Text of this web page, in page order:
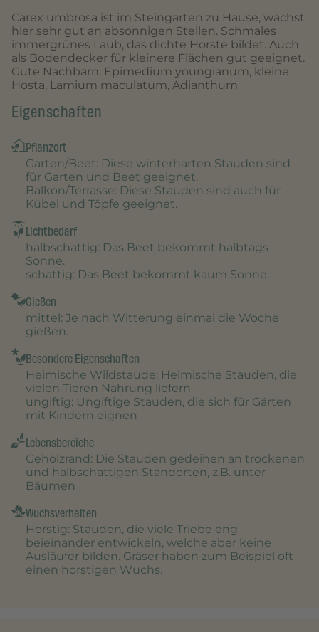
Carex umbrosa ist im Steingarten zu Hause, wächst
hier sehr gut an absonnigen Stellen. Schmales
immergrünes Laub, das dichte Horste bildet. Auch
als Bodendecker für kleinere Flächen gut geeignet.
Gute Nachbarn: Epimedium youngianum, kleine
Hosta, Lamium maculatum, Adianthum
Eigenschaften
Pflanzort
Garten/Beet: Diese winterharten Stauden sind
für Garten und Beet geeignet.
Balkon/Terrasse: Diese Stauden sind auch für
Kübel und Töpfe geeignet.
Lichtbedarf
halbschattig: Das Beet bekommt halbtags
Sonne.
schattig: Das Beet bekommt kaum Sonne.
Gießen
mittel: Je nach Witterung einmal die Woche
gießen.
Besondere Eigenschaften
Heimische Wildstaude: Heimische Stauden, die
vielen Tieren Nahrung liefern
ungiftig: Ungiftige Stauden, die sich für Gärten
mit Kindern eignen
Lebensbereiche
Gehölzrand: Die Stauden gedeihen an trockenen
und halbschattigen Standorten, z.B. unter
Bäumen
Wuchsverhalten
Horstig: Stauden, die viele Triebe eng
beieinander entwickeln, welche aber keine
Ausläufer bilden. Gräser haben zum Beispiel oft
einen horstigen Wuchs.